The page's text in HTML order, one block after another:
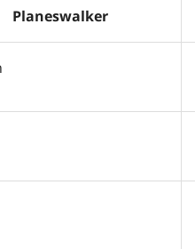
Planeswalker